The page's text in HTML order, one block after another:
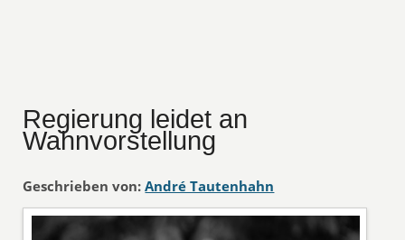
Regierung leidet an
Wahnvorstellung
Geschrieben von: André Tautenhahn